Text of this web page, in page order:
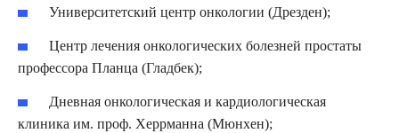
Университетский центр онкологии (Дрезден);
Центр лечения онкологических болезней простаты
профессора Планца (Гладбек);
Дневная онкологическая и кардиологическая
клиника им. проф. Херрманна (Мюнхен);